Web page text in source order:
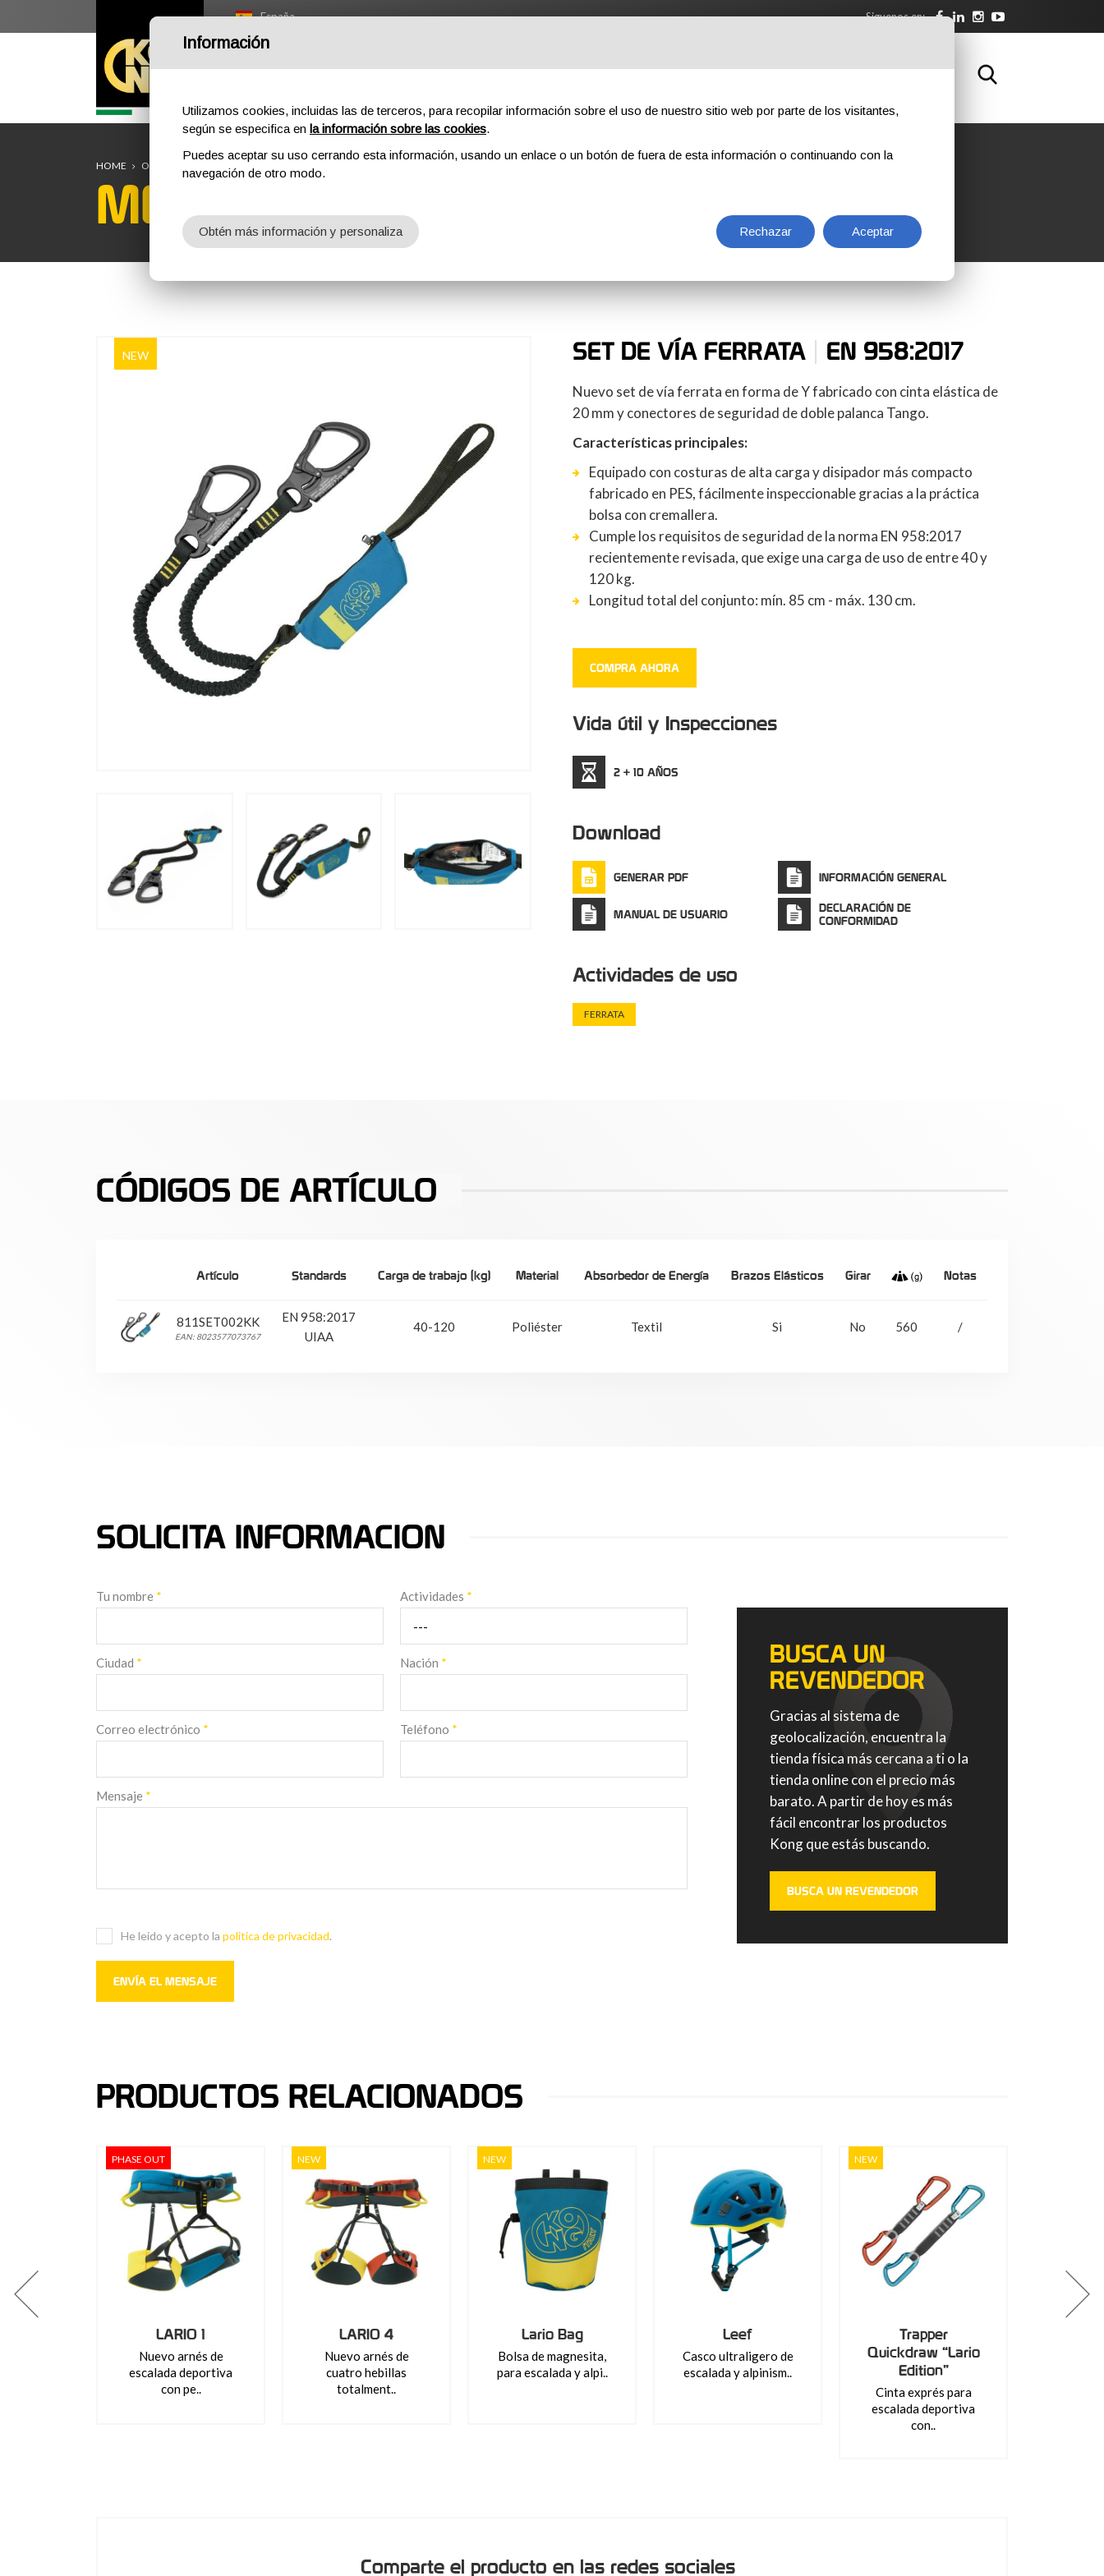
España Siguenos en:
HOME OUTDOOR PROFESSIONAL COMPONENTES SOBRE NOSOTROS DOWNLOAD FORMACIÓN CONTACTOS
HOME OUTDOOR KIT VÍA FERRATA MEDALE 2.0
MEDALE 2.0
NEW SET DE VÍA FERRATA | EN 958:2017
Nuevo set de vía ferrata en forma de Y fabricado con cinta elástica de
20 mm y conectores de seguridad de doble palanca Tango.
Características principales:
Equipado con costuras de alta carga y disipador más compacto
fabricado en PES, fácilmente inspeccionable gracias a la práctica
bolsa con cremallera.
Cumple los requisitos de seguridad de la norma EN 958:2017
recientemente revisada, que exige una carga de uso de entre 40 y
120 kg.
Longitud total del conjunto: mín. 85 cm - máx. 130 cm.
COMPRA AHORA
Vida útil y Inspecciones
2 + 10 AÑOS
Download
GENERAR PDF INFORMACIÓN GENERAL
MANUAL DE USUARIO
DECLARACIÓN DE
CONFORMIDAD
Actividades de uso
FERRATA
CÓDIGOS DE ARTÍCULO
Artículo Standards Carga de trabajo (kg) Material Absorbedor de Energía Brazos Elásticos Girar Notas
811SET002KK
EAN: 8023577073767
EN 958:2017
UIAA
40-120 Poliéster Textil Si No 560 /
SOLICITA INFORMACION
Tu nombre * Actividades *
Ciudad * Nación *
Correo electrónico * Teléfono *
Mensaje *
He leido y acepto la politica de privacidad.
BUSCA UN
REVENDEDOR
Gracias al sistema de
geolocalización, encuentra la
tienda física más cercana a ti o la
tienda online con el precio más
barato. A partir de hoy es más
fácil encontrar los productos
Kong que estás buscando.
BUSCA UN REVENDEDOR
PRODUCTOS RELACIONADOS
PHASE OUT
LARIO 1
Nuevo arnés de
escalada deportiva
con pe..
NEW
LARIO 4
Nuevo arnés de
cuatro hebillas
totalment..
NEW
Lario Bag
Bolsa de magnesita,
para escalada y alpi..
Leef
Casco ultraligero de
escalada y alpinism..
NEW
Trapper
Quickdraw “Lario
Edition”
Cinta exprés para
escalada deportiva
con..
Comparte el producto en las redes sociales
Información
Utilizamos cookies, incluidas las de terceros, para recopilar información sobre el uso de nuestro sitio web por parte de los visitantes,
según se especifica en la información sobre las cookies.
Puedes aceptar su uso cerrando esta información, usando un enlace o un botón de fuera de esta información o continuando con la
navegación de otro modo.
Rechazar Aceptar
Obtén más información y personaliza